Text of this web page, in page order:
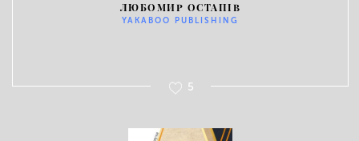
дітей.
ЛЮБОМИР ОСТАПІВ
YAKABOO PUBLISHING
5